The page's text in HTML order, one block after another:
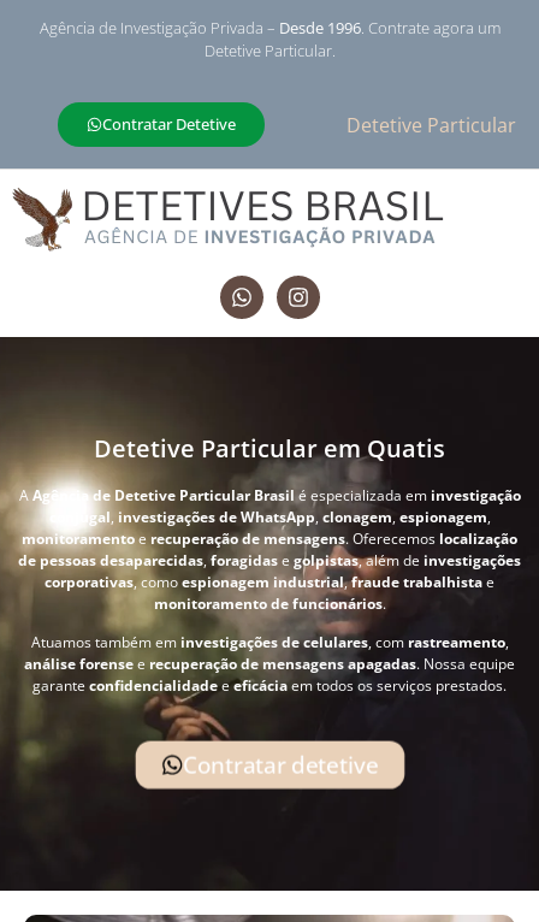
Agência de Investigação Privada – Desde 1996. Contrate agora um
Detetive Particular.
Contratar Detetive Detetive Particular
Detetive Particular em Quatis
AAgência de Detetive Particular Brasil é especializada em investigação
conjugal, investigações de WhatsApp, clonagem,espionagem,
monitoramentoe recuperação de mensagens. Oferecemos localização
de pessoas desaparecidas, foragidase golpistas, além de investigações
corporativas, comoespionagem industrial,fraude trabalhistae
monitoramento de funcionários.
Atuamos também em investigações de celulares, com rastreamento,
análise forensee recuperação de mensagens apagadas. Nossa equipe
garante confidencialidadeeeficáciaem todos os serviços prestados.
Contratar detetive